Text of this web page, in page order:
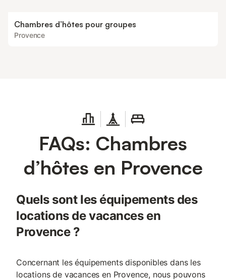
Chambres d’hôtes pour groupes
Provence
FAQs: Chambres
d’hôtes en Provence
Quels sont les équipements des
locations de vacances en
Provence ?
Concernant les équipements disponibles dans les
locations de vacances en Provence, nous pouvons